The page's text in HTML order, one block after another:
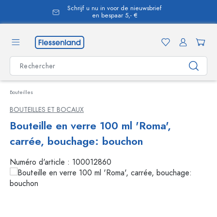
Schrijf u nu in voor de nieuwsbrief
en bespaar 5,- €
Bouteilles
BOUTEILLES ET BOCAUX
Bouteille en verre 100 ml 'Roma',
carrée, bouchage: bouchon
Numéro d'article : 100012860